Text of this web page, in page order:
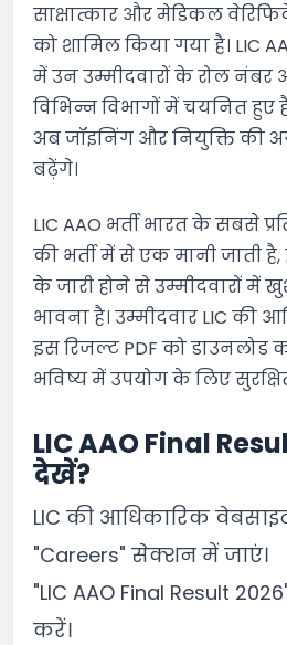
साक्षात्कार और मेडिकल
को शामिल किया गया है। LIC
में उन उम्मीदवारों के रोल नंबर
विभिन्न विभागों में चयनित हुए
अब जॉइनिंग और नियुक्ति की
बढ़ेंगे।
LIC AAO भर्ती भारत के सबसे
की भर्ती में से एक मानी जाती
के जारी होने से उम्मीदवारों में
भावना है। उम्मीदवार LIC की
इस रिजल्ट PDF को
भविष्य में उपयोग के लिए
LIC AAO Final
देखें?
LIC की आधिकारिक
"Careers" सेक्शन में जाएं।
"LIC AAO Final Result
करें।